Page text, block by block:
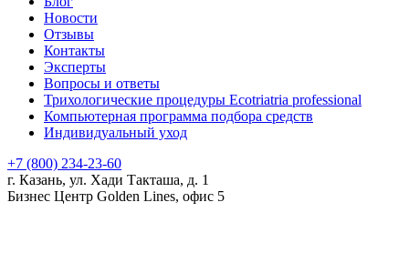
Новости
Отзывы
Контакты
Эксперты
Вопросы и ответы
Трихологические процедуры Ecotriatria professional
Компьютерная программа подбора средств
Индивидуальный уход
+7 (800) 234-23-60
г. Казань, ул. Хади Такташа, д. 1
Бизнес Центр Golden Lines, офис 5